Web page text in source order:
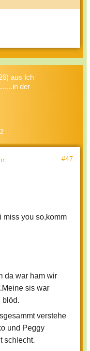
aus Ich
der
: #47
miss you so,komm
da war ham wir
sis war
blöd.
verstehe
und Peggy
schlecht.